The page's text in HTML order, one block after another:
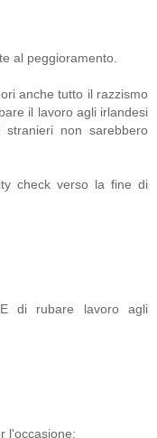
al peggioramento.
anche tutto il razzismo
il lavoro agli irlandesi
non sarebbero
check verso la fine di
di rubare lavoro agli
l'occasione: